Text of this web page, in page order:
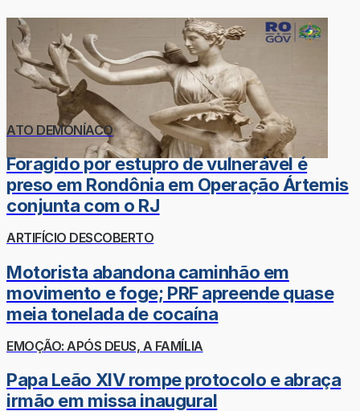
ATO DEMONÍACO
Foragido por estupro de vulnerável é
preso em Rondônia em Operação Ártemis
conjunta com o RJ
ARTIFÍCIO DESCOBERTO
Motorista abandona caminhão em
movimento e foge; PRF apreende quase
meia tonelada de cocaína
EMOÇÃO: APÓS DEUS, A FAMÍLIA
Papa Leão XIV rompe protocolo e abraça
irmão em missa inaugural